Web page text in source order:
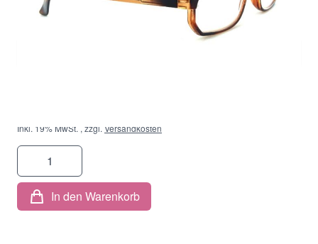
Inkl. 19% MwSt. , zzgl. Versandkosten
Menge
In den Warenkorb